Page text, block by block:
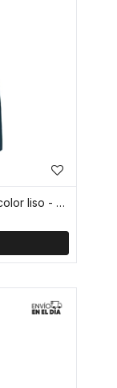
Bolsa reutilizable en estuche color liso - Azul